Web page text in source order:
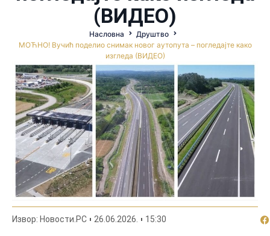
(ВИДЕО)
Насловна
Друштво
МОЋНО! Вучић поделио снимак новог аутопута – погледајте како
изгледа (ВИДЕО)
Извор: Новости.РС 26.06.2026. 15:30